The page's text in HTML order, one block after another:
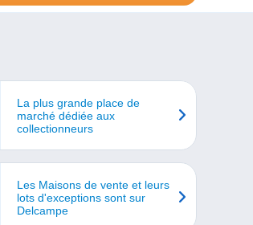
La plus grande place de
marché dédiée aux
collectionneurs
Les Maisons de vente et leurs
lots d'exceptions sont sur
Delcampe